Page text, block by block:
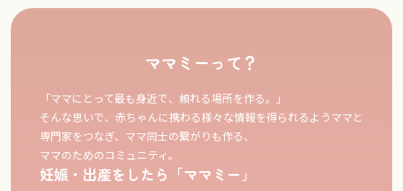
ママミーって？
「ママにとって最も身近で、頼れる場所を作る。」
そんな思いで、赤ちゃんに携わる様々な情報を得られるようママと
専門家をつなぎ、ママ同士の繋がりも作る、
ママのためのコミュニティ。
妊娠・出産をしたら「ママミー」